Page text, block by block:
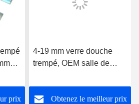
prix
4-19 mm verre douche
trempé, OEM salle de
résistance
Obtenez le meilleur prix